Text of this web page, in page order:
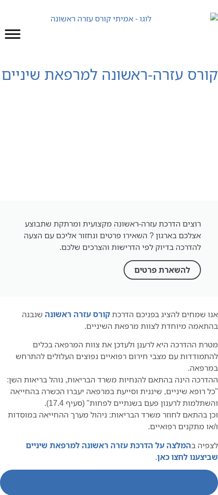
עזרה-ראשונה למרפאת שיניים
רוצים הדרכת עזרה-ראשונה מקצועית ומרתקת שתבוצע
אצלכם בארגון ? השאירו פרטים ונחזור אליכם עם הצעה
להדרכה בדיוק לפי הדרישות והצרכים שלכם.
להשארת פרטים
שמחים להציג בפניכם הדרכתקורס עזרה ראשונהשנבנה
מיוחדת לצוות מרפאת השיניים.
ההדרכה היא לרענן ולעדכן את צוות המרפאה בכלים
עם מצבי חירום רפואיים נפוצים העלולים להתרחש
הינה בהתאם להנחיות משרד הבריאות, נוהל בריאות השן:
רופא שיניים, שיננית וסייעת במרפאה יעברו הכשרה בהחייאה
לרענון פעם בשנתיים לפחות" (סעיף 17.4).
בהתאם לחוזר משרד הבריאות: ניהול מערך ההחייאה במוסדות
מתקנים רפואיים.
בהמלצה על הדרכת עזרה ראשונה למרפאת שיניים
לחצו כאן.
למי מתאים הקורס?